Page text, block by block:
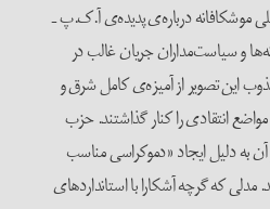
موشکافانه درباره‌ی پدیده‌ی آ.ک.پ ـ
و سیاست‌مداران جریان غالب در
این تصویر از آمیزه‌ی کامل شرق و
انتقادی را کنار گذاشتند. حزب
به دلیل ایجاد «دموکراسی مناسب
که گرچه آشکارا با استانداردهای